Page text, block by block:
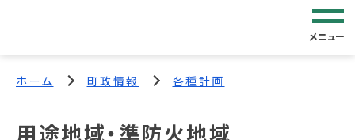
メニュー
ホーム 町政情報 各種計画
用途地域・準防火地域